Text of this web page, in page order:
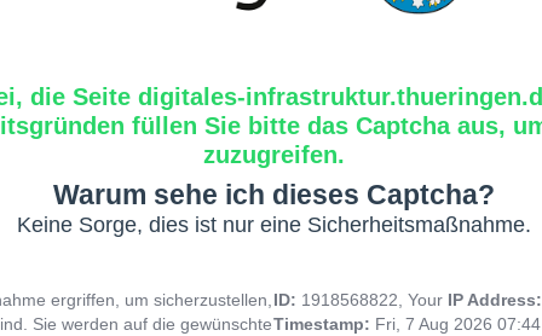
die Seite digitales-
füllen Sie bitte das Captcha aus,
zuzugreifen.
Warum sehe ich dieses Captcha?
Keine Sorge, dies ist nur eine Sicherheitsmaßnahme.
ergriffen, um sicherzustellen,
Sie werden auf die gewünschte
ID: 1918568822, Your IP
Timestamp: Fri, 7 Aug 2026